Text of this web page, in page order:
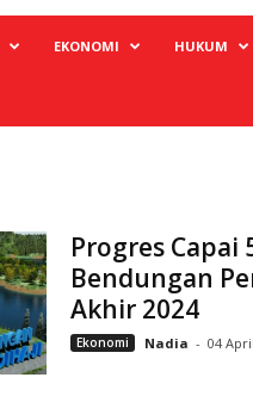
EKONOMI HUKUM
Progres Capai
Bendungan
Akhir 2024
Ekonomi Nadia - 04